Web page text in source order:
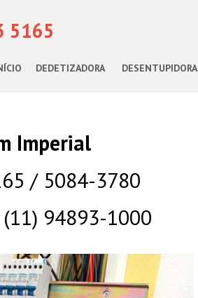
5165
DEDETIZADORA DESENTUPIDORA
Imperial
/ 5084-3780
94893-1000